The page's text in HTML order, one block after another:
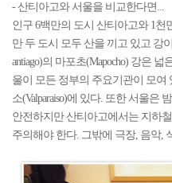
- 산티아고와 서울을 비교한다면...
인구 6백만의 도시 산티아고와 1천
만 두 도시 모두 산을 끼고 있고 강
antiago)의 마포초(Mapocho) 강은
울이 모든 정부의 주요기관이 모여
소(Valparaiso)에 있다. 또한 서울은
안전하지만 산티아고에서는 지하
주의해야 한다. 그밖에 극장, 음악,